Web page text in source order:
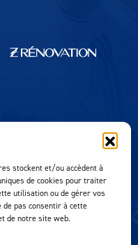
stockent et/ou accèdent à
de cookies pour traiter
utilisation ou de gérer vos
de pas consentir à cette
de notre site web.